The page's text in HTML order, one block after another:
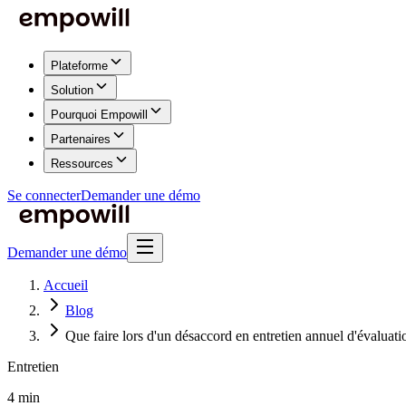
Plateforme
Solution
Pourquoi Empowill
Partenaires
Ressources
Se connecterDemander une démo
Demander une démo
Accueil
Blog
Que faire lors d'un désaccord en entretien annuel
Entretien
4 min